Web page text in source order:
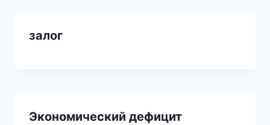
залог
Экономический дефицит